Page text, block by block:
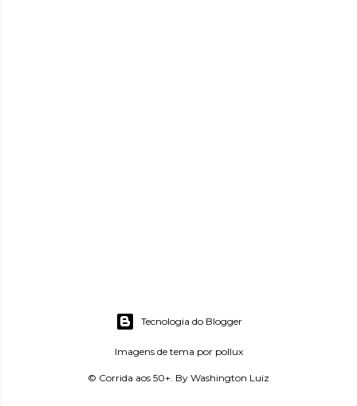
Tecnologia do Blogger
Imagens de tema por pollux
© Corrida aos 50+. By Washington Luiz